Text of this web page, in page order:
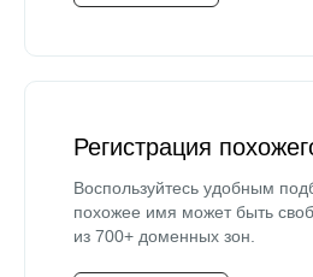
Регистрация
Воспользуйтесь удобным
похожее имя может быть
из 700+ доменных зон.